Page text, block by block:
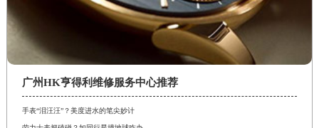
广州HK亨得利维修服务中心推荐
手表“泪汪汪”？美度进水的笔尖妙计